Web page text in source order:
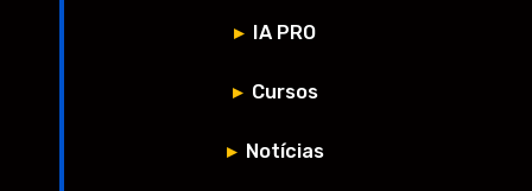
IA PRO
Cursos
Notícias